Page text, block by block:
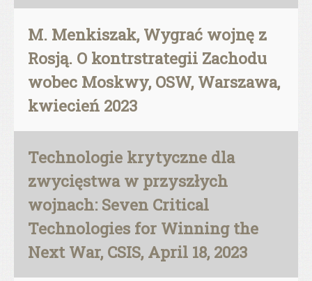
M. Menkiszak, Wygrać wojnę z
Rosją. O kontrstrategii Zachodu
wobec Moskwy, OSW, Warszawa,
kwiecień 2023
Technologie krytyczne dla
zwycięstwa w przyszłych
wojnach: Seven Critical
Technologies for Winning the
Next War, CSIS, April 18, 2023